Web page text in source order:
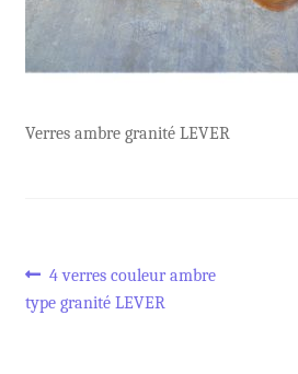
Verres ambre granité LEVER
Navigation
de
Article
précédent :
4 verres couleur ambre
type granité LEVER